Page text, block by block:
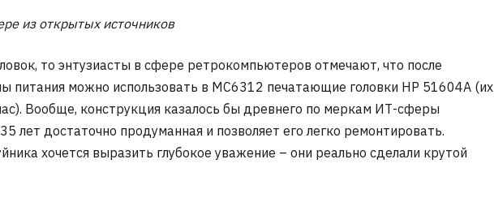
из открытых источников
то энтузиасты в сфере ретрокомпьютеров отмечают, что после
питания можно использовать в МС6312 печатающие головки HP 51604A (их
Вообще, конструкция казалось бы древнего по меркам ИТ-сферы
лет достаточно продуманная и позволяет его легко ремонтировать.
хочется выразить глубокое уважение – они реально сделали крутой